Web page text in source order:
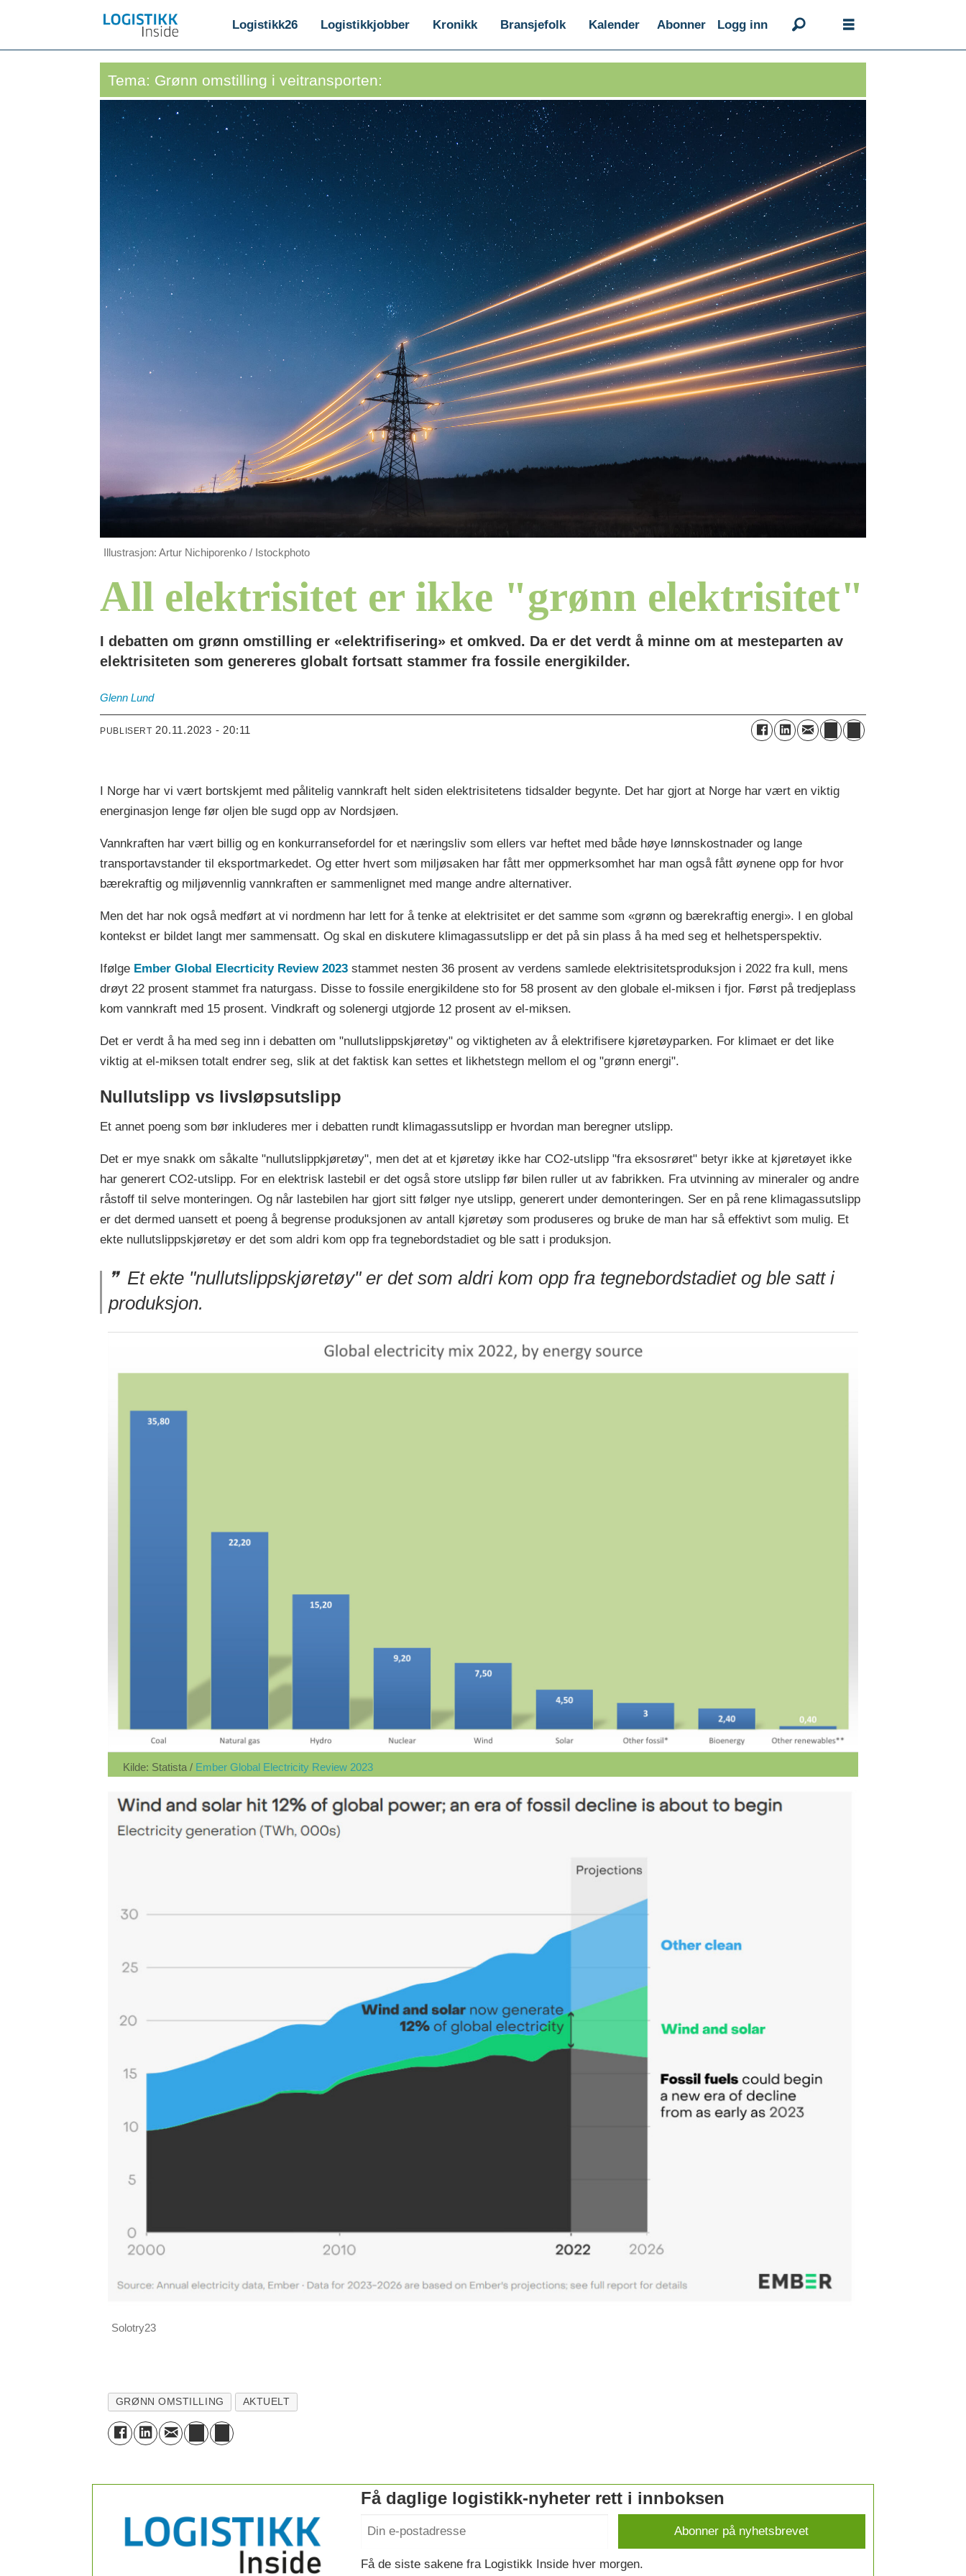
Logistikk26 Logistikkjobber Kronikk Bransjefolk Kalender Abonner Logg inn
Tema: Grønn omstilling i veitransporten:
Illustrasjon: Artur Nichiporenko / Istockphoto
All elektrisitet er ikke "grønn elektrisitet"
I debatten om grønn omstilling er «elektrifisering» et omkved. Da er det verdt å minne om at mesteparten av
elektrisiteten som genereres globalt fortsatt stammer fra fossile energikilder.
Glenn Lund
PUBLISERT 20.11.2023 - 20:11
I Norge har vi vært bortskjemt med pålitelig vannkraft helt siden elektrisitetens tidsalder begynte. Det har gjort at Norge har vært en viktig
energinasjon lenge før oljen ble sugd opp av Nordsjøen.
Vannkraften har vært billig og en konkurransefordel for et næringsliv som ellers var heftet med både høye lønnskostnader og lange
transportavstander til eksportmarkedet. Og etter hvert som miljøsaken har fått mer oppmerksomhet har man også fått øynene opp for hvor
bærekraftig og miljøvennlig vannkraften er sammenlignet med mange andre alternativer.
Men det har nok også medført at vi nordmenn har lett for å tenke at elektrisitet er det samme som «grønn og bærekraftig energi». I en global
kontekst er bildet langt mer sammensatt. Og skal en diskutere klimagassutslipp er det på sin plass å ha med seg et helhetsperspektiv.
Ifølge Ember Global Elecrticity Review 2023 stammet nesten 36 prosent av verdens samlede elektrisitetsproduksjon i 2022 fra kull, mens
drøyt 22 prosent stammet fra naturgass. Disse to fossile energikildene sto for 58 prosent av den globale el-miksen i fjor. Først på tredjeplass
kom vannkraft med 15 prosent. Vindkraft og solenergi utgjorde 12 prosent av el-miksen.
Det er verdt å ha med seg inn i debatten om "nullutslippskjøretøy" og viktigheten av å elektrifisere kjøretøyparken. For klimaet er det like
viktig at el-miksen totalt endrer seg, slik at det faktisk kan settes et likhetstegn mellom el og "grønn energi".
Nullutslipp vs livsløpsutslipp
Et annet poeng som bør inkluderes mer i debatten rundt klimagassutslipp er hvordan man beregner utslipp.
Det er mye snakk om såkalte "nullutslippkjøretøy", men det at et kjøretøy ikke har CO2-utslipp "fra eksosrøret" betyr ikke at kjøretøyet ikke
har generert CO2-utslipp. For en elektrisk lastebil er det også store utslipp før bilen ruller ut av fabrikken. Fra utvinning av mineraler og andre
råstoff til selve monteringen. Og når lastebilen har gjort sitt følger nye utslipp, generert under demonteringen. Ser en på rene klimagassutslipp
er det dermed uansett et poeng å begrense produksjonen av antall kjøretøy som produseres og bruke de man har så effektivt som mulig. Et
ekte nullutslippskjøretøy er det som aldri kom opp fra tegnebordstadiet og ble satt i produksjon.
Et ekte "nullutslippskjøretøy" er det som aldri kom opp fra tegnebordstadiet og ble satt i
produksjon.
Kilde: Statista / Ember Global Electricity Review 2023
Solotry23
GRØNN OMSTILLING AKTUELT
Få daglige logistikk-nyheter rett i innboksen
Få de siste sakene fra Logistikk Inside hver morgen.